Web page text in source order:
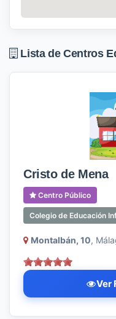
Lista de Centros
Cristo de Mena
Centro Público
Colegio de Educación
Montalbán, 10,
Ver